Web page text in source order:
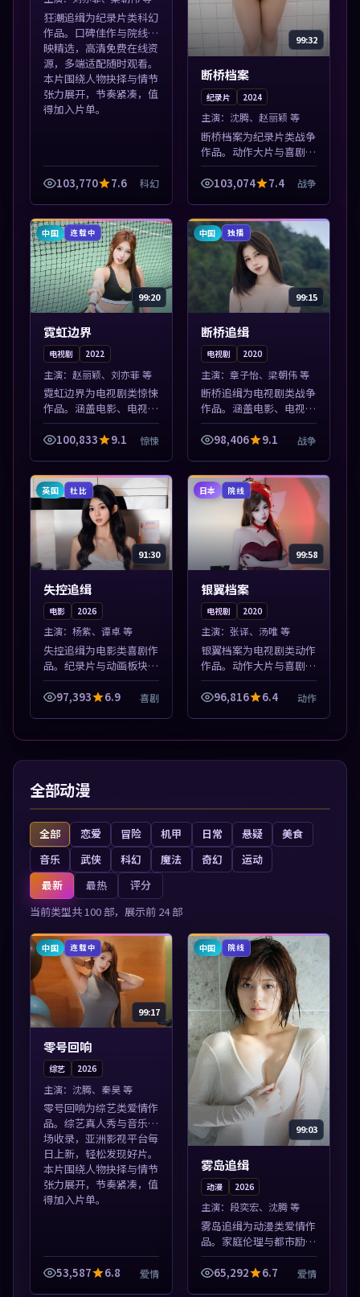
狂潮追缉为纪录片类科幻
作品。口碑佳作与院线热
映精选，高清免费在线资
源，多端适配随时观看。
本片围绕人物抉择与情节
张力展开，节奏紧凑，值
得加入片单。
103,770 7.6 科幻
99:32
断桥档案
纪录片 2024
主演： 沈腾、赵丽颖 等
断桥档案为纪录片类战争
作品。动作大片与喜剧短
片搭配推荐，亚洲影视高
清站，流畅不卡顿。本片
入片单。
103,074 7.4 战争
中国 连载中
99:20
霓虹边界
电视剧 2022
主演： 赵丽颖、刘亦菲 等
霓虹边界为电视剧类惊悚
作品。涵盖电影、电视剧
与综艺节目，国产精品与
海外佳作并陈，免费在线
凑，值得加入...
100,833 9.1 惊悚
中国 独播
99:15
断桥追缉
电视剧 2020
主演： 章子怡、梁朝伟 等
断桥追缉为电视剧类战争
作品。涵盖电影、电视剧
与综艺节目，国产精品与
海外佳作并陈，免费在线
凑，值得加入...
98,406 9.1 战争
英国 杜比
91:30
失控追缉
电影 2026
主演： 杨紫、谭卓 等
失控追缉为电影类喜剧作
品。纪录片与动画板块同
步更新，亚洲影视一站式
导览，支持关键词检索片
凑，值得加入片...
97,393 6.9 喜剧
日本 院线
99:58
银翼档案
电视剧 2020
主演： 张译、汤唯 等
银翼档案为电视剧类动作
作品。动作大片与喜剧短
片搭配推荐，亚洲影视高
清站，流畅不卡顿。本片
入片单。
96,816 6.4 动作
全部动漫
全部 恋爱 冒险 机甲 日常 悬疑
美食
音乐
武侠 科幻 魔法 奇幻
运动
最新
最热
评分
当前类型共 100 部，展示前 24部
中国 连载中
99:17
零号回响
综艺 2026
主演： 沈腾、秦昊 等
零号回响为综艺类爱情作
品。综艺真人秀与音乐现
场收录，亚洲影视平台每
日上新，轻松发现好片。
本片围绕人物抉择与情节
张力展开，节奏紧凑，值
得加入片单。
53,587 6.8 爱情
中国 院线
99:03
雾岛追缉
动漫 2026
主演： 段奕宏、沈腾 等
雾岛追缉为动漫类爱情作
品。家庭伦理与都市励志
题材丰富，高清免费在线
播放，适合全年龄段观
65,292 6.7 爱情